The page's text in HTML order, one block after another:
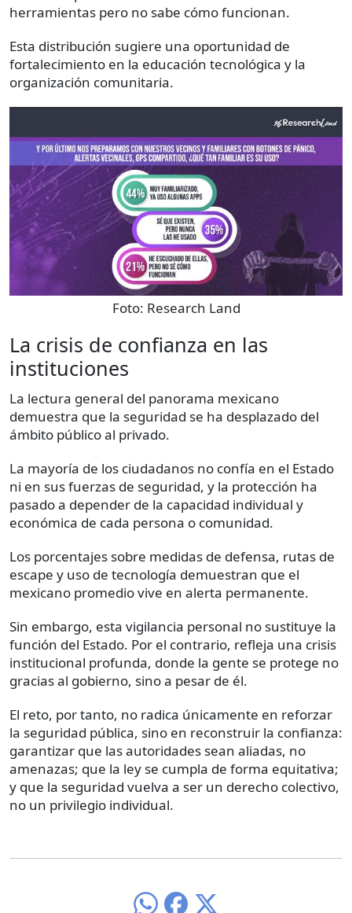
herramientas pero no sabe cómo funcionan.
Esta distribución sugiere una oportunidad de
fortalecimiento en la educación tecnológica y la
organización comunitaria.
Foto: Research Land
La crisis de confianza en las
instituciones
La lectura general del panorama mexicano
demuestra que la seguridad se ha desplazado del
ámbito público al privado.
La mayoría de los ciudadanos no confía en el Estado
ni en sus fuerzas de seguridad, y la protección ha
pasado a depender de la capacidad individual y
económica de cada persona o comunidad.
Los porcentajes sobre medidas de defensa, rutas de
escape y uso de tecnología demuestran que el
mexicano promedio vive en alerta permanente.
Sin embargo, esta vigilancia personal no sustituye la
función del Estado. Por el contrario, refleja una crisis
institucional profunda, donde la gente se protege no
gracias al gobierno, sino a pesar de él.
El reto, por tanto, no radica únicamente en reforzar
la seguridad pública, sino en reconstruir la confianza:
garantizar que las autoridades sean aliadas, no
amenazas; que la ley se cumpla de forma equitativa;
y que la seguridad vuelva a ser un derecho colectivo,
no un privilegio individual.